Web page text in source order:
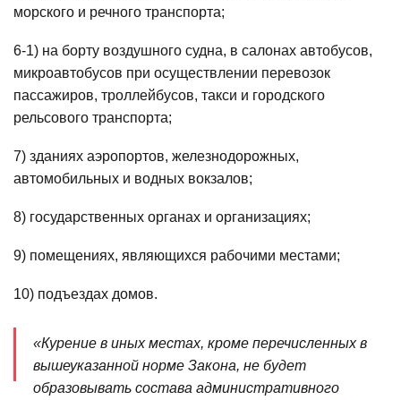
морского и речного транспорта;
6-1) на борту воздушного судна, в салонах автобусов,
микроавтобусов при осуществлении перевозок
пассажиров, троллейбусов, такси и городского
рельсового транспорта;
7) зданиях аэропортов, железнодорожных,
автомобильных и водных вокзалов;
8) государственных органах и организациях;
9) помещениях, являющихся рабочими местами;
10) подъездах домов.
«Курение в иных местах, кроме перечисленных в
вышеуказанной норме Закона, не будет
образовывать состава административного